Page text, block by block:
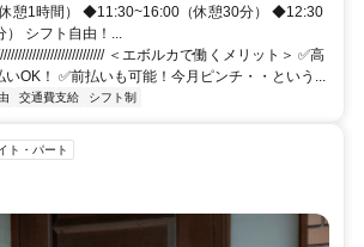
憩1時間） ◆11:30~16:00（休憩30分） ◆12:30
シフト自由！...
＜エボルカで働くメリット＞ ✅高
OK！ ✅前払いも可能！今月ピンチ・・という...
交通費支給 シフト制
ト・パート